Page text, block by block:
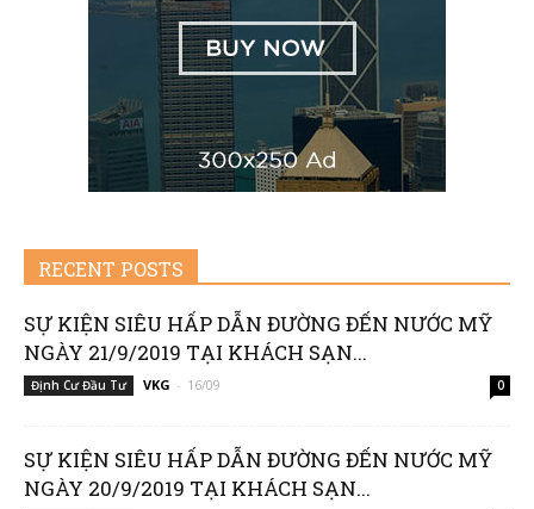
RECENT POSTS
SỰ KIỆN SIÊU HẤP DẪN ĐƯỜNG ĐẾN NƯỚC MỸ
NGÀY 21/9/2019 TẠI KHÁCH SẠN...
Định Cư Đầu Tư VKG - 16/09 0
SỰ KIỆN SIÊU HẤP DẪN ĐƯỜNG ĐẾN NƯỚC MỸ
NGÀY 20/9/2019 TẠI KHÁCH SẠN...